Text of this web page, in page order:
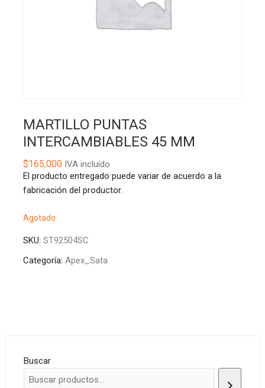
MARTILLO PUNTAS
INTERCAMBIABLES 45 MM
$165,000IVA incluído
El producto entregado puede variar de acuerdo a la
fabricación del productor.
Agotado
SKU: ST92504SC
Categoría: Apex_Sata
Buscar